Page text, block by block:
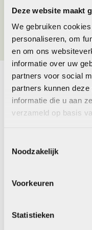
Deze website maakt
We gebruiken
personaliseren, om
en om ons
informatie over uw
partners voor social
partners kunnen
informatie die u aan
verzameld op basis
Noodzakelijk
Voorkeuren
Statistieken
Maak je
Bekijk alle accessoires